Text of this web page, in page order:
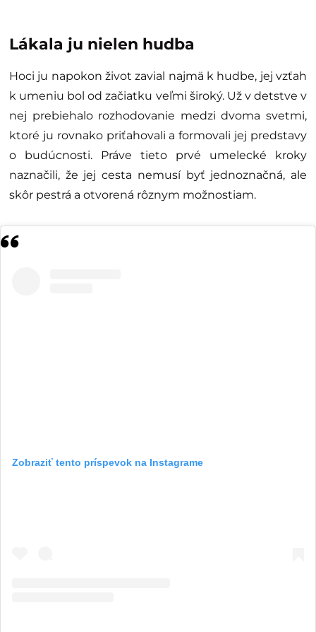
Lákala ju nielen hudba
Hoci ju napokon život zavial najmä k hudbe, jej vzťah
k umeniu bol od začiatku veľmi široký. Už v detstve v
nej prebiehalo rozhodovanie medzi dvoma svetmi,
ktoré ju rovnako priťahovali a formovali jej predstavy
o budúcnosti. Práve tieto prvé umelecké kroky
naznačili, že jej cesta nemusí byť jednoznačná, ale
skôr pestrá a otvorená rôznym možnostiam.
Zobraziť tento príspevok na Instagrame